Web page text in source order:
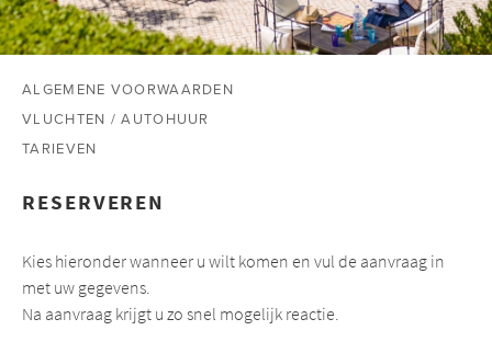
RESERVEREN
FOTOALBUM
ALGEMENE VOORWAARDEN
VLUCHTEN / AUTOHUUR
TARIEVEN
RESERVEREN
Kies hieronder wanneer u wilt komen en vul de aanvraag in
met uw gegevens.
Na aanvraag krijgt u zo snel mogelijk reactie.